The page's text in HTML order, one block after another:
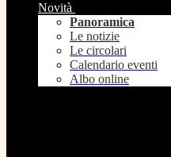
Novità
Panoramica
Le notizie
Le circolari
Calendario eventi
Albo online